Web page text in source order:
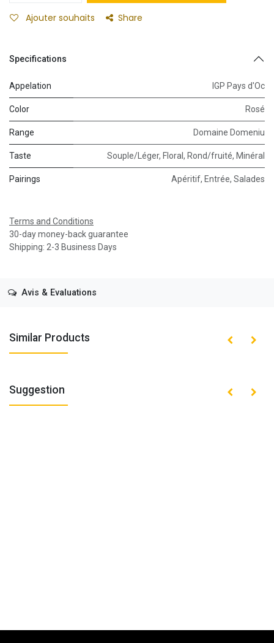
Ajouter souhaits Share
Specifications
Appelation IGP Pays d'Oc
Color Rosé
Range Domaine Domeniu
Taste Souple/Léger, Floral, Rond/fruité, Minéral
Pairings Apéritif, Entrée, Salades
Terms and Conditions
30-day money-back guarantee
Shipping: 2-3 Business Days
Avis & Evaluations
Similar Products
Suggestion